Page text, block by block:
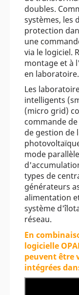
doubles.
systèmes, les
protection
une
via le logiciel.
montage et à
en laboratoire.
Les
intelligents
(micro grid)
commande
de gestion de
mode
types de
générateurs
alimentation
système
réseau.
En
logicielle
peuvent être
intégrées